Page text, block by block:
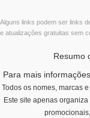
Alguns links podem ser links
e atualizações gratuitas sem
Resumo
Para mais
Todos os nomes, marcas
Este site apenas